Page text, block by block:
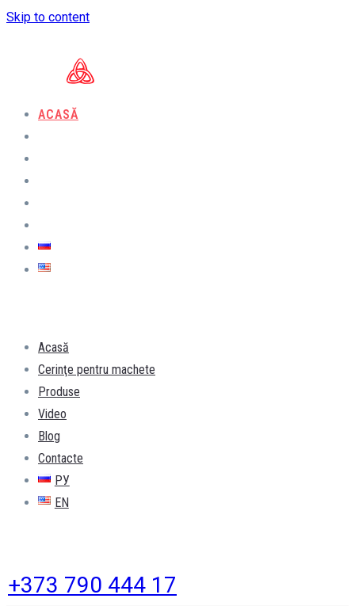
Skip to content
ACASĂ
Acasă
Cerinţe pentru machete
Produse
Video
Blog
Contacte
РУ
EN
+373 790 444 17